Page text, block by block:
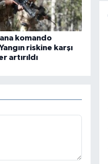
komando
riskine karşı
artırıldı